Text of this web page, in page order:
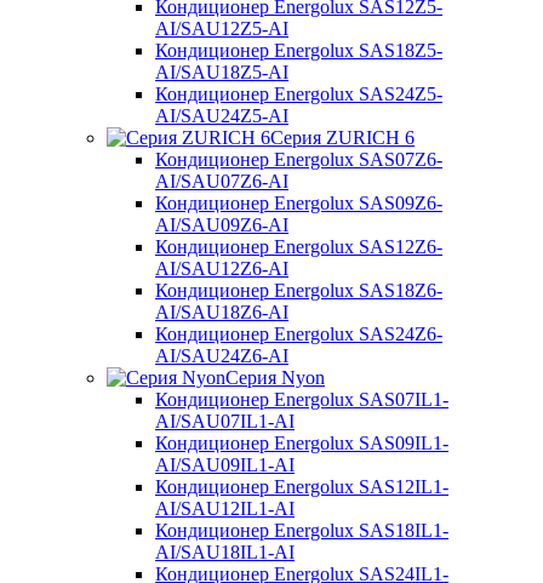
Кондиционер Energolux SAS12Z5-
AI/SAU12Z5-AI
Кондиционер Energolux SAS18Z5-
AI/SAU18Z5-AI
Кондиционер Energolux SAS24Z5-
AI/SAU24Z5-AI
Серия ZURICH 6
Кондиционер Energolux SAS07Z6-
AI/SAU07Z6-AI
Кондиционер Energolux SAS09Z6-
AI/SAU09Z6-AI
Кондиционер Energolux SAS12Z6-
AI/SAU12Z6-AI
Кондиционер Energolux SAS18Z6-
AI/SAU18Z6-AI
Кондиционер Energolux SAS24Z6-
AI/SAU24Z6-AI
Серия Nyon
Кондиционер Energolux SAS07IL1-
AI/SAU07IL1-AI
Кондиционер Energolux SAS09IL1-
AI/SAU09IL1-AI
Кондиционер Energolux SAS12IL1-
AI/SAU12IL1-AI
Кондиционер Energolux SAS18IL1-
AI/SAU18IL1-AI
Кондиционер Energolux SAS24IL1-